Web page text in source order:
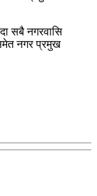
सबै नगरवासि
नगर प्रमुख